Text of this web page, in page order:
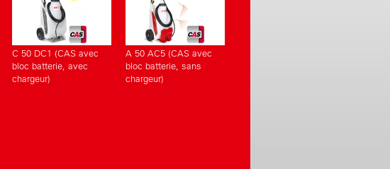
C 50 DC1 (CAS avec
bloc batterie, avec
chargeur)
A 50 AC5 (CAS avec
bloc batterie, sans
chargeur)